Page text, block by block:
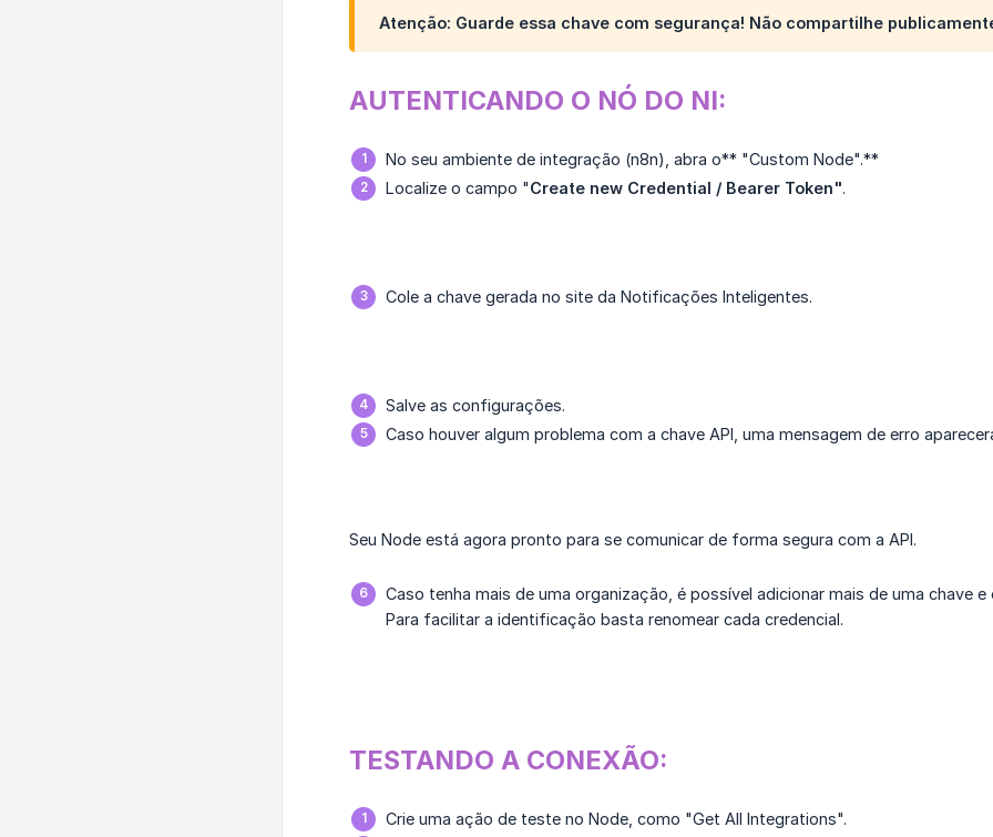
Atenção: Guarde essa chave com segurança! Não compartilhe
AUTENTICANDO O NÓ DO NI:
No seu ambiente de integração (n8n), abra o** "Custom Node".**
Localize o campo "Create new Credential / Bearer Token".
Cole a chave gerada no site da Notificações Inteligentes.
Salve as configurações.
Caso houver algum problema com a chave API, uma mensagem de erro
Seu Node está agora pronto para se comunicar de forma segura com a API.
Caso tenha mais de uma organização, é possível adicionar mais de uma chave
Para facilitar a identificação basta renomear cada credencial.
TESTANDO A CONEXÃO:
Crie uma ação de teste no Node, como "Get All Integrations".